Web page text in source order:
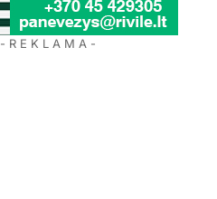
- R E K L A M A -